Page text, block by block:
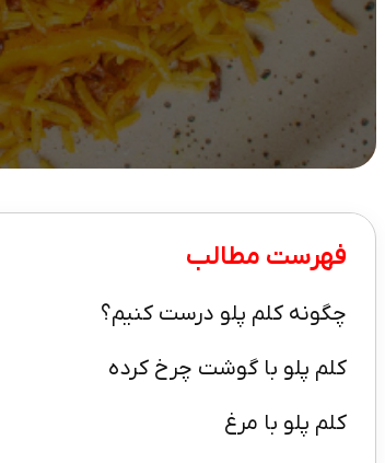
فهرست مطالب
چگونه کلم پلو درست کنیم؟
کلم پلو با گوشت چرخ کرده
کلم پلو با مرغ